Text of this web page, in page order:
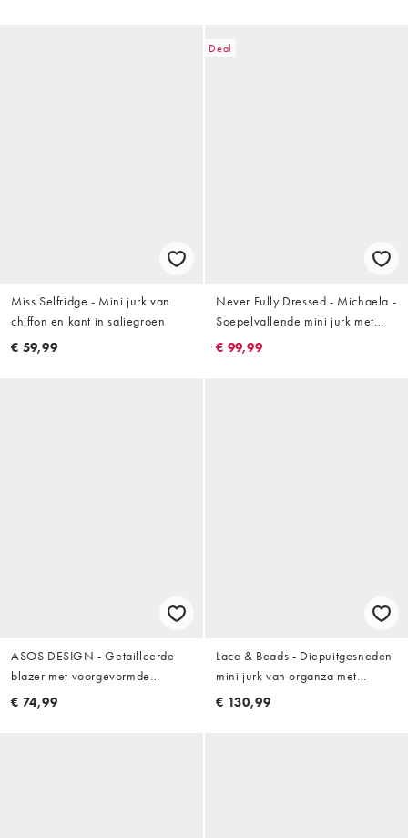
Miss Selfridge - Mini jurk van
chiffon en kant in saliegroen
€ 59,99
Deal
Never Fully Dressed - Michaela -
Soepelvallende mini jurk met
gedrapeerde halslijn, gestrikte
€ 99,99
ASOS DESIGN - Getailleerde
blazer met voorgevormde
heupen en pofmouwen in zwart
€ 74,99
Lace & Beads - Diepuitgesneden
mini jurk van organza met
ballonmouwen in oranje
€ 130,99